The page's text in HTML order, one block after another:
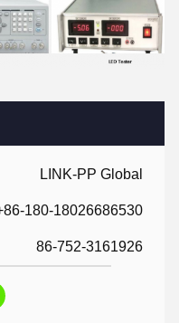
LINK-PP Global
180-18026686530
86-752-3161926